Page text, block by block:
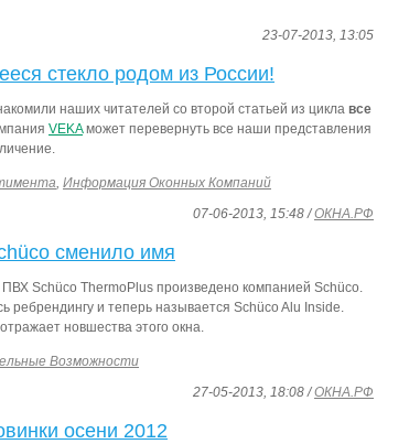
23-07-2013, 13:05
стекло родом из России!
наших читателей со второй статьей из цикла все
VEKA может перевернуть все наши представления
, Информация Оконных Компаний
07-06-2013, 15:48 /ОКНА.РФ
сменило имя
Schüco ThermoPlus произведено компанией Schüco.
ребрендингу и теперь называется Schüco Alu Inside.
новшества этого окна.
Возможности
27-05-2013, 18:08 /ОКНА.РФ
осени 2012